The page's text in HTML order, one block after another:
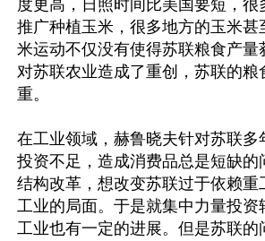
度更高，日照时间比美国要短，很
推广种植玉米，很多地方的玉米甚
米运动不仅没有使得苏联粮食产量
对苏联农业造成了重创，苏联的粮
重。
在工业领域，赫鲁晓夫针对苏联多
投资不足，造成消费品总是短缺的
结构改革，想改变苏联过于依赖重
工业的局面。于是就集中力量投资
工业也有一定的进展。但是苏联的